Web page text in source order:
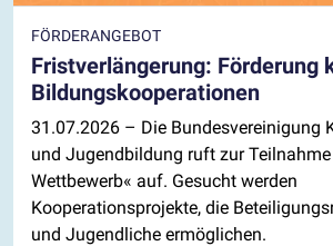
FÖRDERANGEBOT
Fristverlängerung: Förderung
Bildungskooperationen
31.07.2026 – Die Bundesvereinigung
und Jugendbildung ruft zur Teilnahme
Wettbewerb« auf. Gesucht werden
Kooperationsprojekte, die
und Jugendliche ermöglichen.